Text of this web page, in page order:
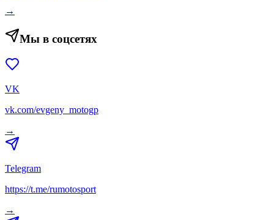
→
Мы в соцсетях
VK
vk.com/evgeny_motogp
→
Telegram
https://t.me/rumotosport
→